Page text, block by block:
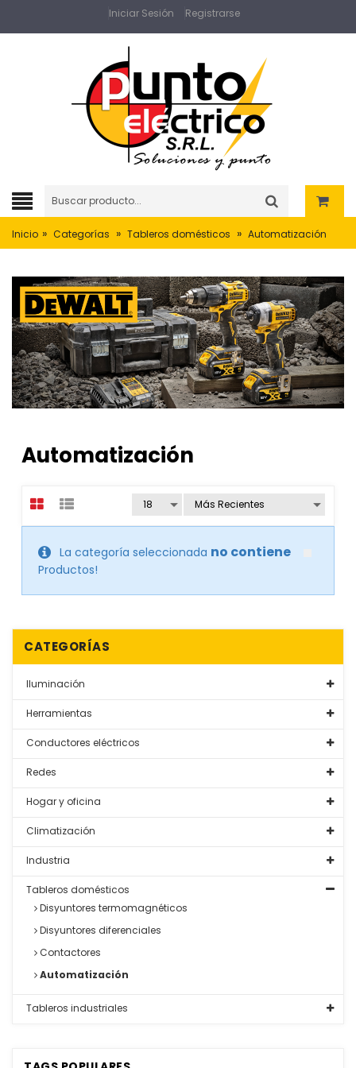
Iniciar Sesión Registrarse
Inicio » Categorías » Tableros domésticos » Automatización
Automatización
La categoría seleccionada no contiene
Productos!
CATEGORÍAS
Iluminación
Herramientas
Conductores eléctricos
Redes
Hogar y oficina
Climatización
Industria
Tableros domésticos
Disyuntores termomagnéticos
Disyuntores diferenciales
Contactores
Automatización
Tableros industriales